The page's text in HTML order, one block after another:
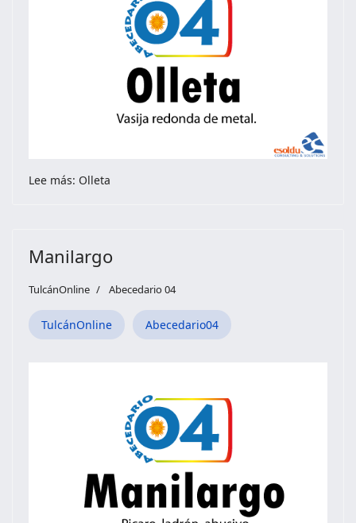
Lee más: Olleta
Manilargo
TulcánOnline Abecedario 04
TulcánOnline Abecedario04